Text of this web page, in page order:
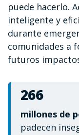
puede hacerlo.
inteligente y
durante
comunidades a
futuros
266
millones de
padecen